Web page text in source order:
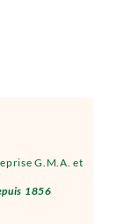
G.M.A. et
1856